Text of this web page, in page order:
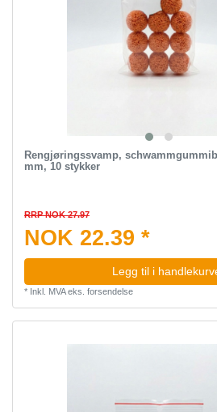
Rengjøringssvamp,
mm, 10 stykker
RRP NOK 27.97
NOK 22.39 *
Legg til i
* Inkl. MVAeks. forsendelse